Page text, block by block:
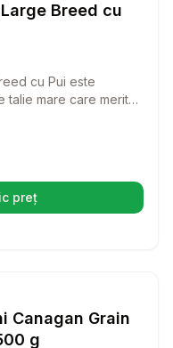
Breed cu
cu Pui este
mare care merita
va oferi cainele
preț într-o filă nouă)
Hrana Uscata Caini
Canagan Grain
g